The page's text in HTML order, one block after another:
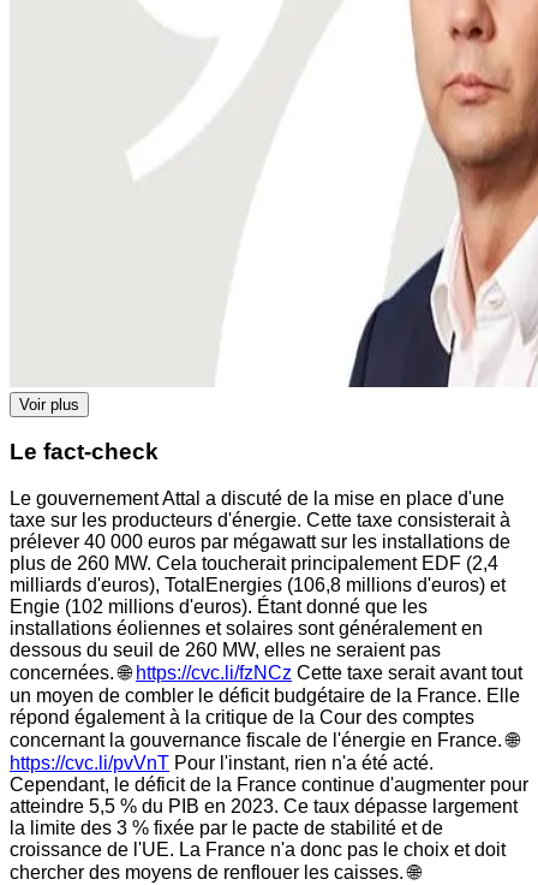
Voir plus
Le fact-check
Le gouvernement Attal a discuté de la mise en place d'une
taxe sur les producteurs d'énergie. Cette taxe consisterait à
prélever 40 000 euros par mégawatt sur les installations de
plus de 260 MW. Cela toucherait principalement EDF (2,4
milliards d'euros), TotalEnergies (106,8 millions d'euros) et
Engie (102 millions d'euros). Étant donné que les
installations éoliennes et solaires sont généralement en
dessous du seuil de 260 MW, elles ne seraient pas
concernées. 🌐 https://cvc.li/fzNCz Cette taxe serait avant tout
un moyen de combler le déficit budgétaire de la France. Elle
répond également à la critique de la Cour des comptes
concernant la gouvernance fiscale de l'énergie en France. 🌐
https://cvc.li/pvVnT Pour l'instant, rien n'a été acté.
Cependant, le déficit de la France continue d'augmenter pour
atteindre 5,5 % du PIB en 2023. Ce taux dépasse largement
la limite des 3 % fixée par le pacte de stabilité et de
croissance de l'UE. La France n'a donc pas le choix et doit
chercher des moyens de renflouer les caisses. 🌐